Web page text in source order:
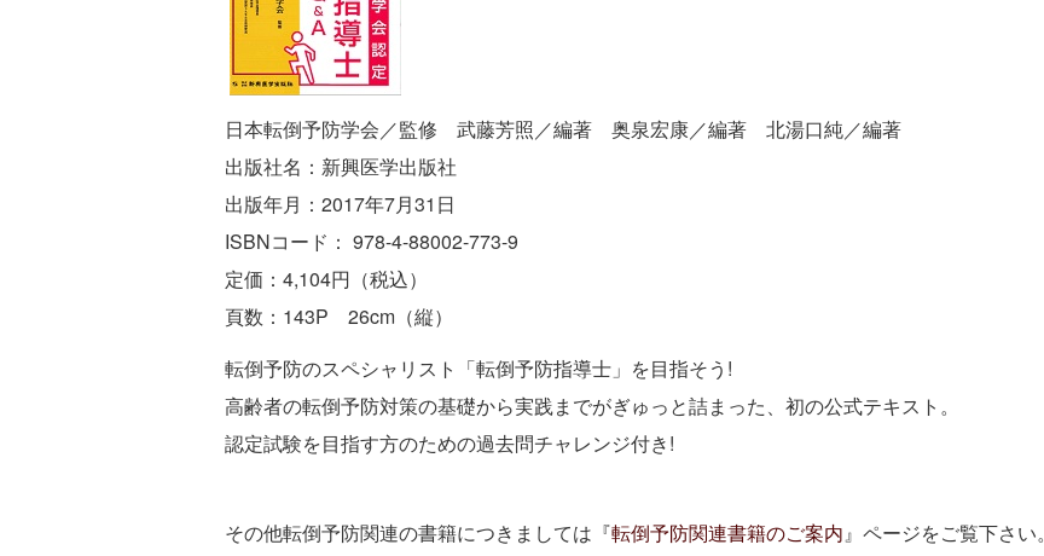
日本転倒予防学会／監修 武藤芳照／編著 奥泉宏康／編著 北湯口純／編著
出版社名：新興医学出版社
出版年月：2017年7月31日
ISBNコード： 978-4-88002-773-9
定価：4,104円（税込）
頁数：143P 26cm（縦）
転倒予防のスペシャリスト「転倒予防指導士」を目指そう!
高齢者の転倒予防対策の基礎から実践までがぎゅっと詰まった、初の公式テキスト。
認定試験を目指す方のための過去問チャレンジ付き!
その他転倒予防関連の書籍につきましては『転倒予防関連書籍のご案内 』ページをご覧下さい。